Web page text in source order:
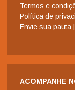
Termos e
Política de
Envie sua pauta
ACOMPANHE